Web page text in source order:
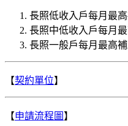
長照低收入戶每月最
長照中低收入戶每月
長照一般戶每月最高
【契約單位】
【申請流程圖 】